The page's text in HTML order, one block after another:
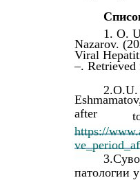
1. O.
Nazarov.
Viral
–. Retrieved
after
https://
патологии